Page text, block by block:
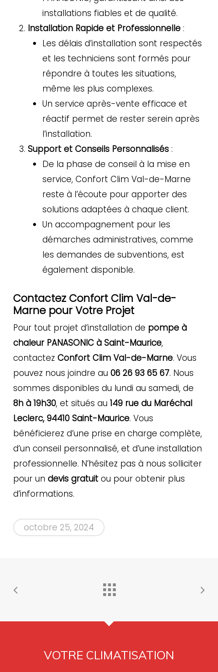
installations fiables et de qualité.
Installation Rapide et Professionnelle:
Les délais d’installation sont respectés
et les techniciens sont formés pour
répondre à toutes les situations,
même les plus complexes.
Un service après-vente efficace et
réactif permet de rester serein après
l’installation.
Support et Conseils Personnalisés:
De la phase de conseil à la mise en
service, Confort Clim Val-de-Marne
reste à l’écoute pour apporter des
solutions adaptées à chaque client.
Un accompagnement pour les
démarches administratives, comme
les demandes de subventions, est
également disponible.
Contactez Confort Clim Val-de-
Marne pour Votre Projet
Pour tout projet d’installation de pompe à
chaleur PANASONIC à Saint-Maurice,
contactez Confort Clim Val-de-Marne. Vous
pouvez nous joindre au 06 26 93 65 67. Nous
sommes disponibles du lundi au samedi, de
8h à 19h30, et situés au 149 rue du Maréchal
Leclerc, 94410 Saint-Maurice. Vous
bénéficierez d’une prise en charge complète,
d’un conseil personnalisé, et d’une installation
professionnelle. N’hésitez pas à nous solliciter
pour un devis gratuitou pour obtenir plus
d’informations.
octobre 25, 2024
VOTRE CLIMATISATION